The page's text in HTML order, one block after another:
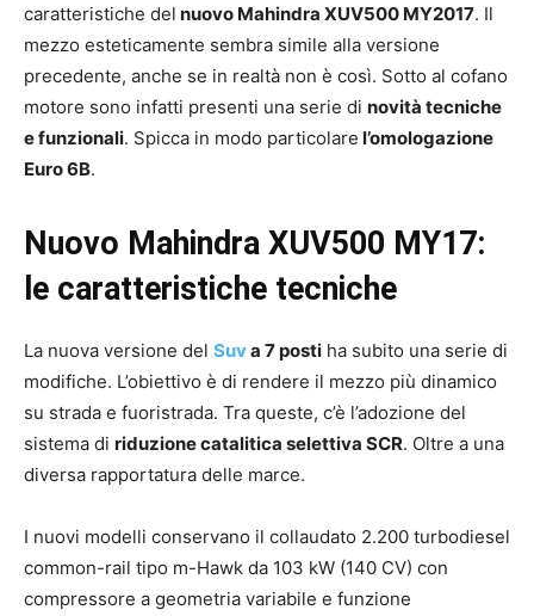
caratteristiche del nuovo Mahindra XUV500 MY2017. Il
mezzo esteticamente sembra simile alla versione
precedente, anche se in realtà non è così. Sotto al cofano
motore sono infatti presenti una serie di novità tecniche
e funzionali. Spicca in modo particolare l’omologazione
Euro 6B.
Nuovo Mahindra XUV500 MY17:
le caratteristiche tecniche
La nuova versione del Suva 7 posti ha subito una serie di
modifiche. L’obiettivo è di rendere il mezzo più dinamico
su strada e fuoristrada. Tra queste, c’è l’adozione del
sistema di riduzione catalitica selettiva SCR. Oltre a una
diversa rapportatura delle marce.
I nuovi modelli conservano il collaudato 2.200 turbodiesel
common-rail tipo m-Hawk da 103 kW (140 CV) con
compressore a geometria variabile e funzione